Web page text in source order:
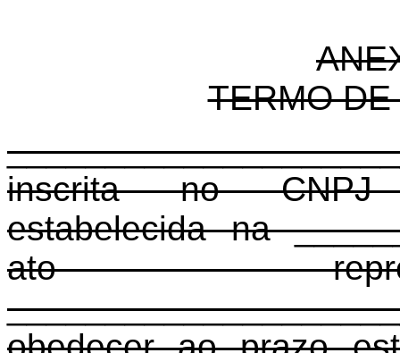
TERMO
inscrita no CNPJ
estabelecida na
ato